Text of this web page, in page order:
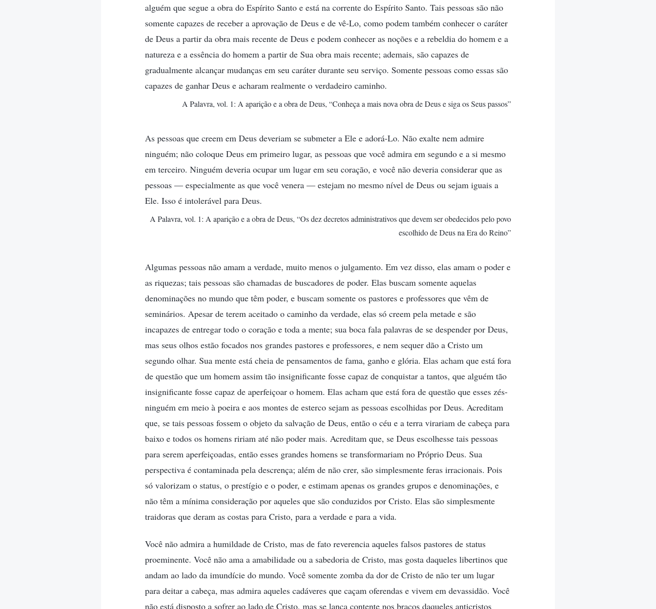
alguém que segue a obra do Espírito Santo e está na corrente do Espírito Santo. Tais pessoas são não
somente capazes de receber a aprovação de Deus e de vê-Lo, como podem também conhecer o caráter
de Deus a partir da obra mais recente de Deus e podem conhecer as noções e a rebeldia do homem e a
natureza e a essência do homem a partir de Sua obra mais recente; ademais, são capazes de
gradualmente alcançar mudanças em seu caráter durante seu serviço. Somente pessoas como essas são
capazes de ganhar Deus e acharam realmente o verdadeiro caminho.
A Palavra, vol. 1: A aparição e a obra de Deus, “Conheça a mais nova obra de Deus e siga os Seus passos”
As pessoas que creem em Deus deveriam se submeter a Ele e adorá-Lo. Não exalte nem admire
ninguém; não coloque Deus em primeiro lugar, as pessoas que você admira em segundo e a si mesmo
em terceiro. Ninguém deveria ocupar um lugar em seu coração, e você não deveria considerar que as
pessoas — especialmente as que você venera — estejam no mesmo nível de Deus ou sejam iguais a
Ele. Isso é intolerável para Deus.
A Palavra, vol. 1: A aparição e a obra de Deus, “Os dez decretos administrativos que devem ser obedecidos pelo povo
escolhido de Deus na Era do Reino”
Algumas pessoas não amam a verdade, muito menos o julgamento. Em vez disso, elas amam o poder e
as riquezas; tais pessoas são chamadas de buscadores de poder. Elas buscam somente aquelas
denominações no mundo que têm poder, e buscam somente os pastores e professores que vêm de
seminários. Apesar de terem aceitado o caminho da verdade, elas só creem pela metade e são
incapazes de entregar todo o coração e toda a mente; sua boca fala palavras de se despender por Deus,
mas seus olhos estão focados nos grandes pastores e professores, e nem sequer dão a Cristo um
segundo olhar. Sua mente está cheia de pensamentos de fama, ganho e glória. Elas acham que está fora
de questão que um homem assim tão insignificante fosse capaz de conquistar a tantos, que alguém tão
insignificante fosse capaz de aperfeiçoar o homem. Elas acham que está fora de questão que esses zés-
ninguém em meio à poeira e aos montes de esterco sejam as pessoas escolhidas por Deus. Acreditam
que, se tais pessoas fossem o objeto da salvação de Deus, então o céu e a terra virariam de cabeça para
baixo e todos os homens ririam até não poder mais. Acreditam que, se Deus escolhesse tais pessoas
para serem aperfeiçoadas, então esses grandes homens se transformariam no Próprio Deus. Sua
perspectiva é contaminada pela descrença; além de não crer, são simplesmente feras irracionais. Pois
só valorizam o status, o prestígio e o poder, e estimam apenas os grandes grupos e denominações, e
não têm a mínima consideração por aqueles que são conduzidos por Cristo. Elas são simplesmente
traidoras que deram as costas para Cristo, para a verdade e para a vida.
Você não admira a humildade de Cristo, mas de fato reverencia aqueles falsos pastores de status
proeminente. Você não ama a amabilidade ou a sabedoria de Cristo, mas gosta daqueles libertinos que
andam ao lado da imundície do mundo. Você somente zomba da dor de Cristo de não ter um lugar
para deitar a cabeça, mas admira aqueles cadáveres que caçam oferendas e vivem em devassidão. Você
não está disposto a sofrer ao lado de Cristo, mas se lança contente nos braços daqueles anticristos